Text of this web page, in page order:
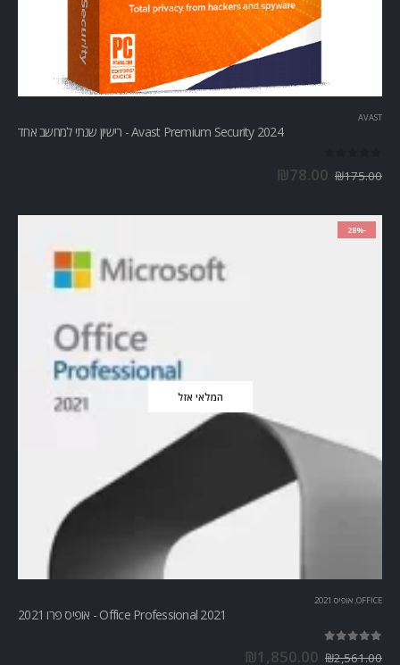
AVAST
Avast Premium Security 2024 - רישיון שנתי למחשב אחד
₪175.00
₪78.00
-28%
המלאי אזל
OFFICE אופיס 2021
Office Professional 2021 - אופיס פרו 2021
₪2,561.00
₪1,850.00